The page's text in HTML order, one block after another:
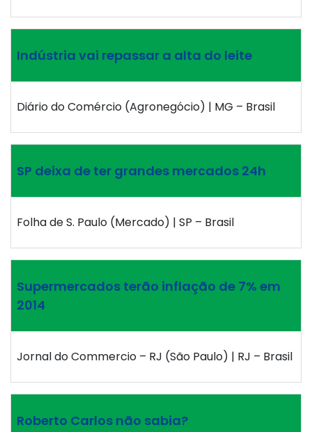
Indústria vai repassar a alta do leite
Diário do Comércio (Agronegócio) | MG – Brasil
SP deixa de ter grandes mercados 24h
Folha de S. Paulo (Mercado) | SP – Brasil
Supermercados terão inflação de 7% em
2014
Jornal do Commercio – RJ (São Paulo) | RJ – Brasil
Roberto Carlos não sabia?